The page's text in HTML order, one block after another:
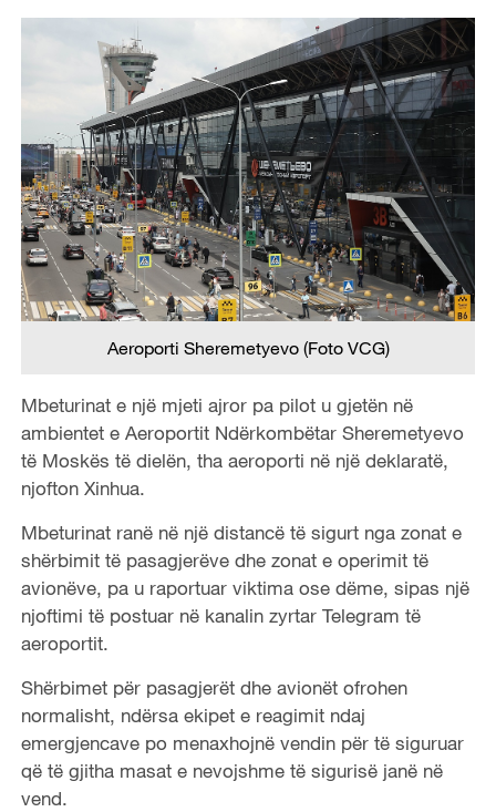
Aeroporti Sheremetyevo (Foto VCG)
Mbeturinat e një mjeti ajror pa pilot u gjetën në
ambientet e Aeroportit Ndërkombëtar Sheremetyevo
të Moskës të dielën, tha aeroporti në një deklaratë,
njofton Xinhua.
Mbeturinat ranë në një distancë të sigurt nga zonat e
shërbimit të pasagjerëve dhe zonat e operimit të
avionëve, pa u raportuar viktima ose dëme, sipas një
njoftimi të postuar në kanalin zyrtar Telegram të
aeroportit.
Shërbimet për pasagjerët dhe avionët ofrohen
normalisht, ndërsa ekipet e reagimit ndaj
emergjencave po menaxhojnë vendin për të siguruar
që të gjitha masat e nevojshme të sigurisë janë në
vend.